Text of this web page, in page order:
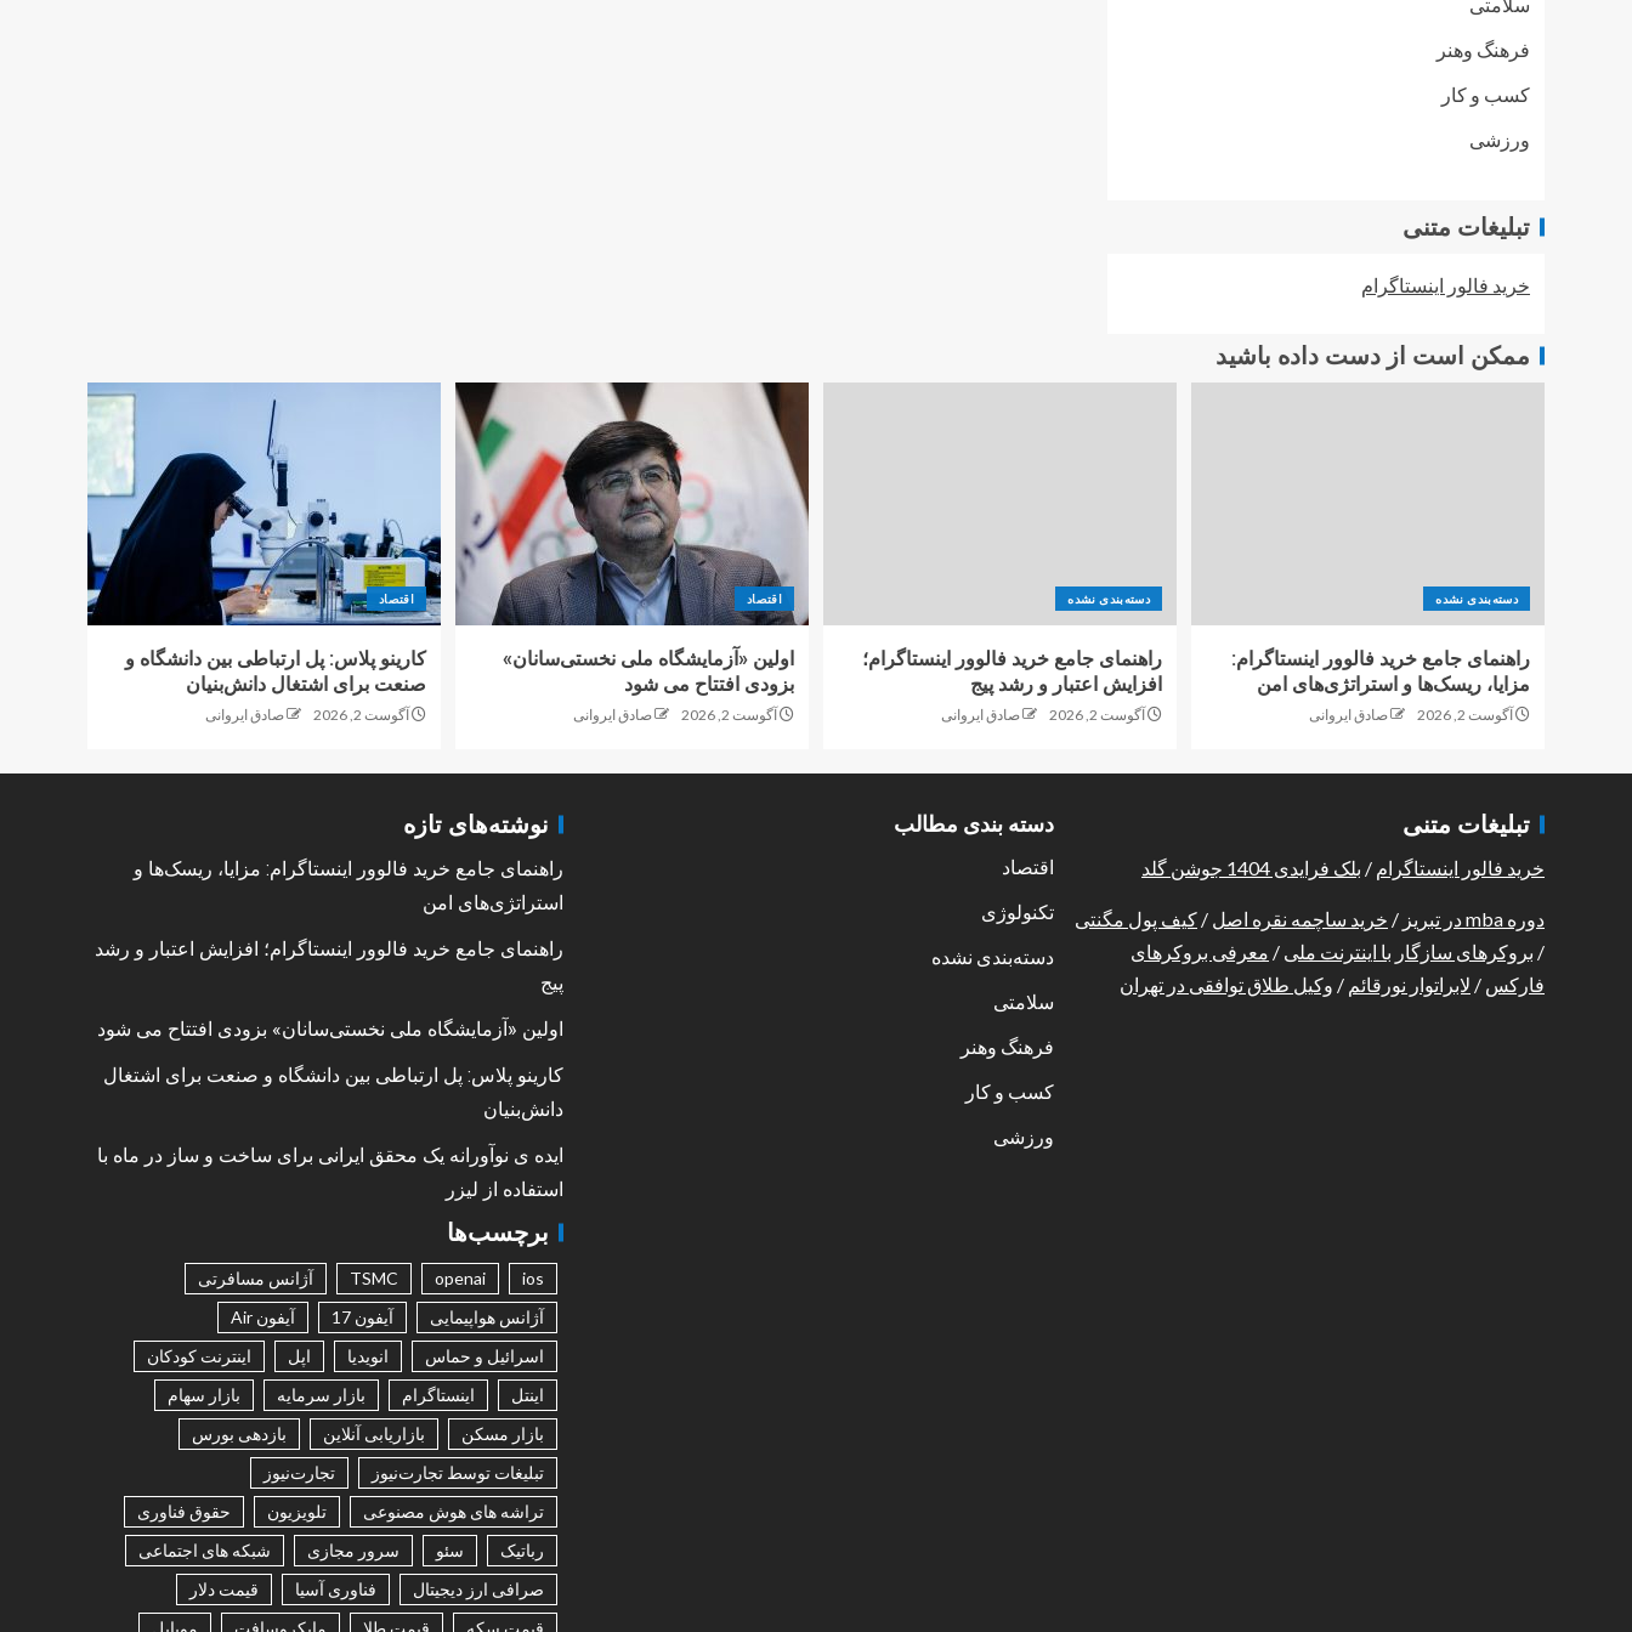
فرهنگ وهنر
کسب و کار
ورزشی
تبلیغات متنی
خرید فالور اینستاگرام
ممکن است از دست داده باشید
دسته‌بندی نشده
راهنمای جامع خرید فالوور اینستاگرام:
مزایا، ریسک‌ها و استراتژی‌های امن
آگوست 2, 2026 صادق ایروانی
دسته‌بندی نشده
راهنمای جامع خرید فالوور اینستاگرام؛
افزایش اعتبار و رشد پیج
آگوست 2, 2026 صادق ایروانی
اقتصاد
اولین «آزمایشگاه ملی نخستی‌سانان»
بزودی افتتاح می شود
آگوست 2, 2026 صادق ایروانی
اقتصاد
کارینو پلاس: پل ارتباطی بین دانشگاه و
صنعت برای اشتغال دانش‌بنیان
آگوست 2, 2026 صادق ایروانی
نوشته‌های تازه
راهنمای جامع خرید فالوور اینستاگرام: مزایا، ریسک‌ها و
استراتژی‌های امن
راهنمای جامع خرید فالوور اینستاگرام؛ افزایش اعتبار و رشد
پیج
اولین «آزمایشگاه ملی نخستی‌سانان» بزودی افتتاح می شود
کارینو پلاس: پل ارتباطی بین دانشگاه و صنعت برای اشتغال
دانش‌بنیان
ایده ی نوآورانه یک محقق ایرانی برای ساخت و ساز در ماه با
استفاده از لیزر
برچسب‌ها
ios
openai
TSMC
آژانس مسافرتی
آژانس هواپیمایی
آیفون 17
آیفون Air
اسرائیل و حماس
انویدیا اپل
اینترنت کودکان
اینتل
اینستاگرام بازار سرمایه
بازار سهام
بازار مسکن
بازاریابی آنلاین
بازدهی بورس
تبلیغات توسط تجارت‌نیوز
تجارت‌نیوز
تراشه های هوش مصنوعی
تلویزیون
حقوق فناوری
رباتیک
سئو سرور مجازی
شبکه های اجتماعی
صرافی ارز دیجیتال
فناوری آسیا
قیمت دلار
قیمت سکه
قیمت طلا مایکروسافت موبایل
دسته بندی مطالب
اقتصاد
تکنولوژی
دسته‌بندی نشده
سلامتی
فرهنگ وهنر
کسب و کار
ورزشی
تبلیغات متنی
خرید فالور اینستاگرام / بلک فرایدی 1404 جوشن گلد
دوره mba در تبریز / خرید ساچمه نقره اصل / کیف پول مگنتی
/ بروکرهای سازگار با اینترنت ملی / معرفی بروکرهای
فارکس / لابراتوار نورقائم / وکیل طلاق توافقی در تهران